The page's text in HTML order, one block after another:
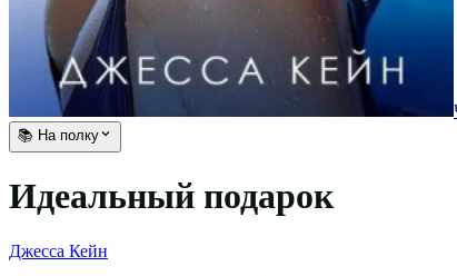
📚 На полку
Идеальный подарок
Джесса Кейн